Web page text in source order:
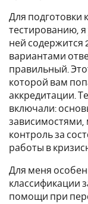
Для подготовки
тестированию, я
ней содержится
вариантами
правильный.
которой вам
аккредитации.
включали:
зависимостями,
контроль за
работы в
Для меня
классификации
помощи при